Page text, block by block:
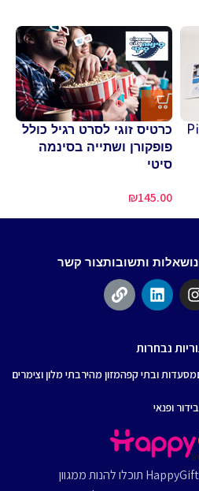
כרטיס זוגי לסרט רגיל כולל
פופקורן ושתייה בסינמה
סיטי
₪145.00
שאלות ותשובותצור קשר
נבחרות
מסעדות ובתי קפהמזון מהירבתי מלון וצימרים
בידור ופנאי
במועדון ההטבות של HappyGift תוכלו להנות ממגוון